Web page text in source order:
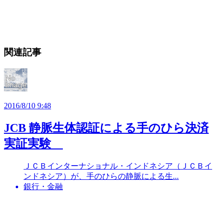
関連記事
2016/8/10 9:48
JCB 静脈生体認証による手のひら決済
実証実験
ＪＣＢインターナショナル・インドネシア（ＪＣＢイ
ンドネシア）が、手のひらの静脈による生...
銀行・金融